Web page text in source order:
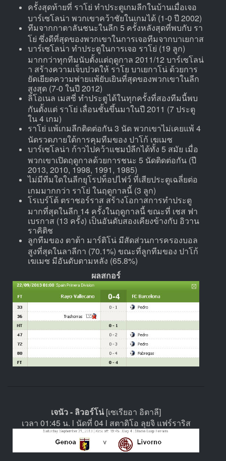
ครั้งสุดท้ายที่ ราโย่ ทำประตูเกมลีกในบ้านเมื่อเจอ
บาร์เซโลน่า พวกเขาคว้าชัยในเกมได้ (1-0 ปี 2002)
ทีมจากกาตาลันชนะในลีก 5 ครั้งหลังสุดที่พบกับ รา
โย่ ซึ่งดีที่สุดของพวกเขาในการเจอทีมจากบาเยกาส
บาร์เซโลน่า ทำประตูในการเจอ ราโย่ (19 ลูก)
มากกว่าทุกทีมนับตั้งแต่ฤดูกาล 2011/12 บาร์เซโลน่
า สร้างความเจ็บปวดให้ ราโย บาเยกาโน่ ด้วยการ
ยัดเยียดความพ่ายแพ้ยับเยินที่สุดของพวกเขาในลีก
สูงสุด (7-0 ในปี 2012)
ลิโอเนล เมสซี่ ทำประตูได้ในทุกครั้งที่สองทีมนี้พบ
กันตั้งแต่ ราโย่ เลื่อนชั้นขึ้นมาในปี 2011 (7 ประตู
ใน 4 เกม)
ราโย่ แพ้เกมลีกติดต่อกัน 3 นัด พวกเขาไม่เคยแพ้ 4
นัดรวดภายใต้การคุมทีมของ ปาโก้ เฆเมซ
บาร์เซโลน่า ก้าวไปคว้าแชมป์ลีกได้ทั้ง 5 สมัย เมื่อ
พวกเขาเปิดฤดูกาลด้วยการชนะ 5 นัดติดต่อกัน (ปี
2013, 2010, 1998, 1991, 1985)
ไม่มีทีมใดในลีกยุโรปท็อปไฟว์ ที่เสียประตูเฉลี่ยต่อ
เกมมากกว่า ราโย่ ในฤดูกาลนี้ (3 ลูก)
โรเบร์โต้ ตราชอร์ราส สร้างโอกาสการทำประตู
มากที่สุดในลีก 14 ครั้งในฤดูกาลนี้ ขณะที่ เชส ฟา
เบรกาส (13 ครั้ง) เป็นอันดับสองเคียงข้างกับ อิวาน
ราคิติช
ลูกทีมของ ตาต้า มาร์ติโน่ มีสัดส่วนการครองบอล
สูงที่สุดในลาลีกา (70.1%) ขณะที่ลูกทีมของ ปาโก้
เฆเมซ มีอันดับตามหลัง (65.8%)
ผลสกอร์
เจนัว - ลิวอร์โน่[เซเรียอา อิตาลี]
เวลา 01:45 น. l นัดที่ 04 l สตาดิโอ ลุยจิ แฟร์ราริส